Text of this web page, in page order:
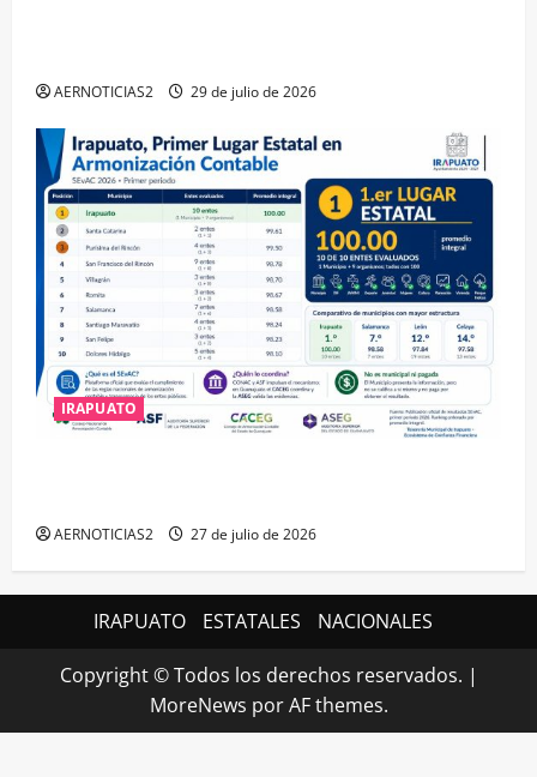
AERNOTICIAS2 29 de julio de 2026
IRAPUATO
AERNOTICIAS2 27 de julio de 2026
IRAPUATO ESTATALES NACIONALES
Copyright © Todos los derechos reservados. |
MoreNews por AF themes.